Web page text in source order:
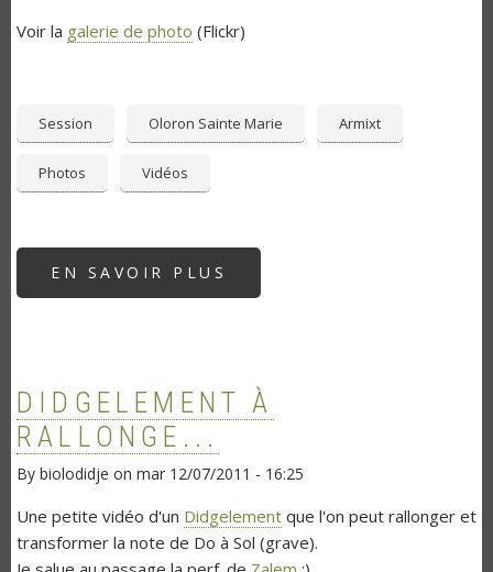
Voir la galerie de photo (Flickr)
Session Oloron Sainte Marie Armixt
Photos Vidéos
EN SAVOIR PLUS
DIDGERIDOO
DIDGELEMENT À
RALLONGE...
By biolodidje on mar 12/07/2011 - 16:25
Une petite vidéo d'un Didgelement que l'on peut rallonger et
transformer la note de Do à Sol (grave).